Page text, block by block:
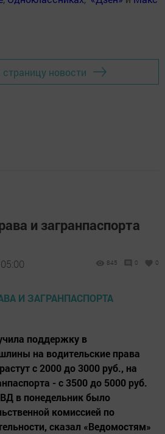
страницу новости
и загранпаспорта
845 0 0
поддержку в
на водительские права
с 2000 до 3000 руб., на
- с 3500 до 5000 руб.
в понедельник было
комиссией по
сказал «Ведомостям»